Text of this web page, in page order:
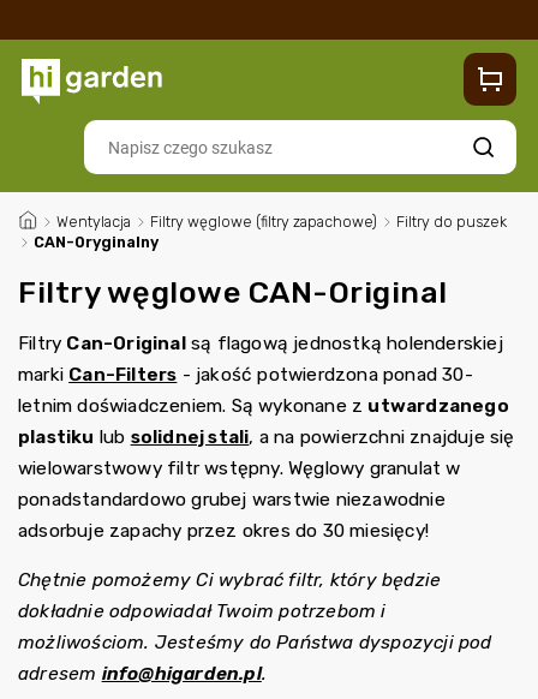
Contacts
Szukaj
/ Wentylacja / Filtry węglowe (filtry zapachowe) / Filtry do puszek
/ CAN-Oryginalny
Filtry węglowe CAN-Original
Filtry Can-Originalsą flagową jednostką holenderskiej
marki Can-Filters - jakość potwierdzona ponad 30-
letnim doświadczeniem. Są wykonane z utwardzanego
plastiku lub solidnej stali, a na powierzchni znajduje się
wielowarstwowy filtr wstępny. Węglowy granulat w
ponadstandardowo grubej warstwie niezawodnie
adsorbuje zapachy przez okres do 30 miesięcy!
Chętnie pomożemy Ci wybrać filtr, który będzie
dokładnie odpowiadał Twoim potrzebom i
możliwościom. Jesteśmy do Państwa dyspozycji pod
adresem info@higarden.pl.